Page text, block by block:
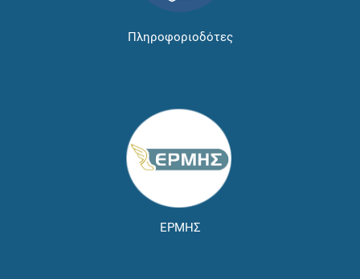
Πληροφοριοδότες
ΕΡΜΗΣ